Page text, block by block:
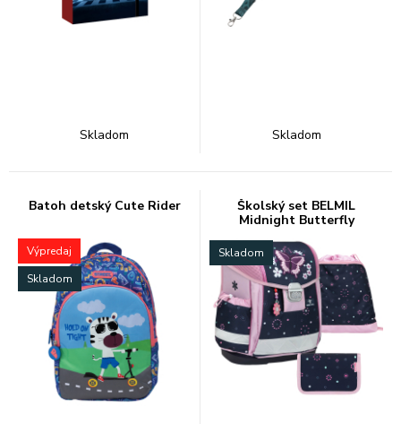
Skladom Skladom
Batoh detský Cute Rider
Výpredaj
Skladom
Školský set BELMIL
Midnight Butterfly
Skladom